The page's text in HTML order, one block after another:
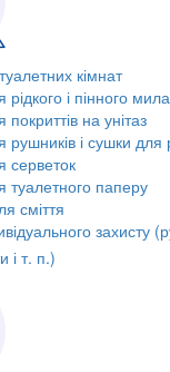
кімнат
і пінного мила
на унітаз
і сушки для
серветок
туалетного паперу
сміття
захисту
і т. п.)